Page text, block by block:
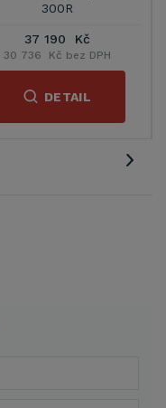
56 397 Kč bez